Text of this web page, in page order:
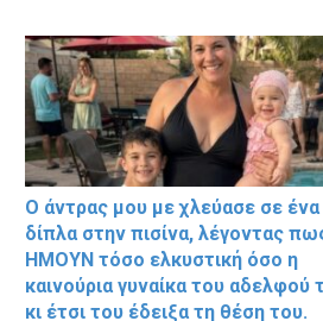
Ο άντρας μου με χλεύασε σε ένα
δίπλα στην πισίνα, λέγοντας
ΗΜΟΥΝ τόσο ελκυστική όσο η
καινούρια γυναίκα του αδελφού
κι έτσι του έδειξα τη θέση του.